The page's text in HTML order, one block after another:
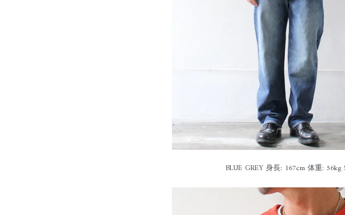
BLUE GREY 身長: 167cm 体重: 56kg